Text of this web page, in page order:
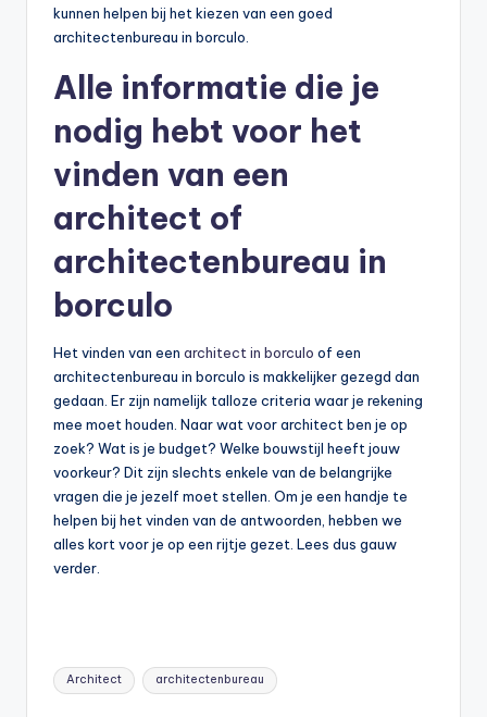
kunnen helpen bij het kiezen van een goed
architectenbureau in borculo.
Alle informatie die je
nodig hebt voor het
vinden van een
architect of
architectenbureau in
borculo
Het vinden van een architect in borculo of een
architectenbureau in borculo is makkelijker gezegd dan
gedaan. Er zijn namelijk talloze criteria waar je rekening
mee moet houden. Naar wat voor architect ben je op
zoek? Wat is je budget? Welke bouwstijl heeft jouw
voorkeur? Dit zijn slechts enkele van de belangrijke
vragen die je jezelf moet stellen. Om je een handje te
helpen bij het vinden van de antwoorden, hebben we
alles kort voor je op een rijtje gezet. Lees dus gauw
verder.
Tags:
Architect architectenbureau